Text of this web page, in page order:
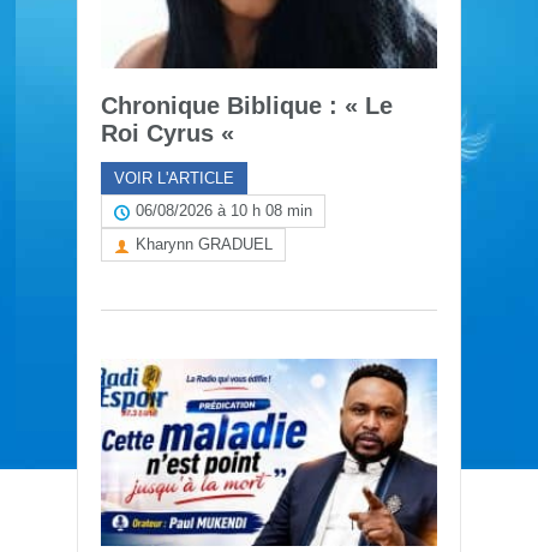
Chronique Biblique : « Le
Roi Cyrus «
VOIR L'ARTICLE
06/08/2026 à 10 h 08 min
Kharynn GRADUEL